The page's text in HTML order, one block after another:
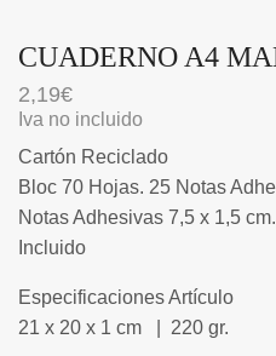
CUADERNO A4
2,19€
Iva no incluido
Cartón Reciclado
Bloc 70 Hojas. 25 Notas
Notas Adhesivas 7,5 x 1,5
Incluido
Especificaciones Artículo
21 x 20 x 1 cm | 220 gr.